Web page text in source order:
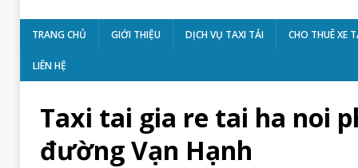
TRANG CHỦ GIỚI THIỆU DỊCH VỤ TAXI TẢI CHO THUÊ XE
LIÊN HỆ
Taxi tai gia re tai ha noi
đường Vạn Hạnh